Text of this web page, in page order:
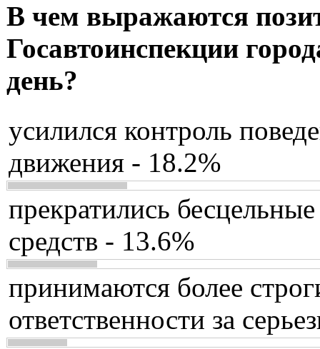
В чем выражаются
Госавтоинспекции
день?
усилился контроль
движения - 18.2%
прекратились
средств - 13.6%
принимаются более
ответственности за